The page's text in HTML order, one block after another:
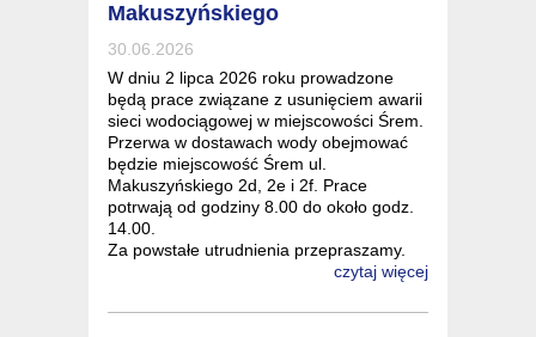
Makuszyńskiego
30.06.2026
W dniu 2 lipca 2026 roku prowadzone
będą prace związane z usunięciem awarii
sieci wodociągowej w miejscowości Śrem.
Przerwa w dostawach wody obejmować
będzie miejscowość Śrem ul.
Makuszyńskiego 2d, 2e i 2f. Prace
potrwają od godziny 8.00 do około godz.
14.00.
Za powstałe utrudnienia przepraszamy.
czytaj więcej